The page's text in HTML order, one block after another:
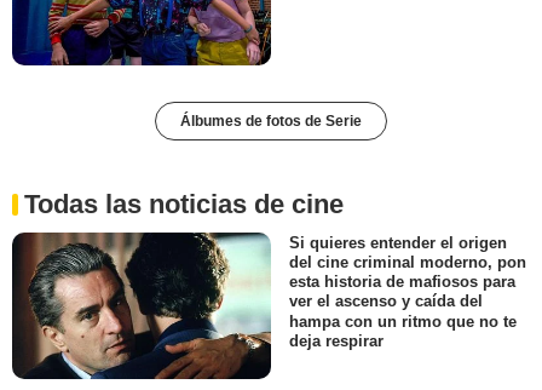
Álbumes de fotos de Serie
Todas las noticias de cine
Si quieres entender el origen
del cine criminal moderno, pon
esta historia de mafiosos para
ver el ascenso y caída del
hampa con un ritmo que no te
deja respirar